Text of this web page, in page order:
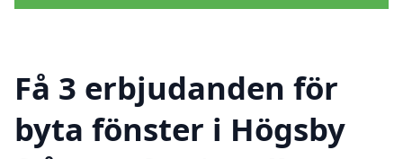
Få 3 erbjudanden för
byta fönster i Högsby